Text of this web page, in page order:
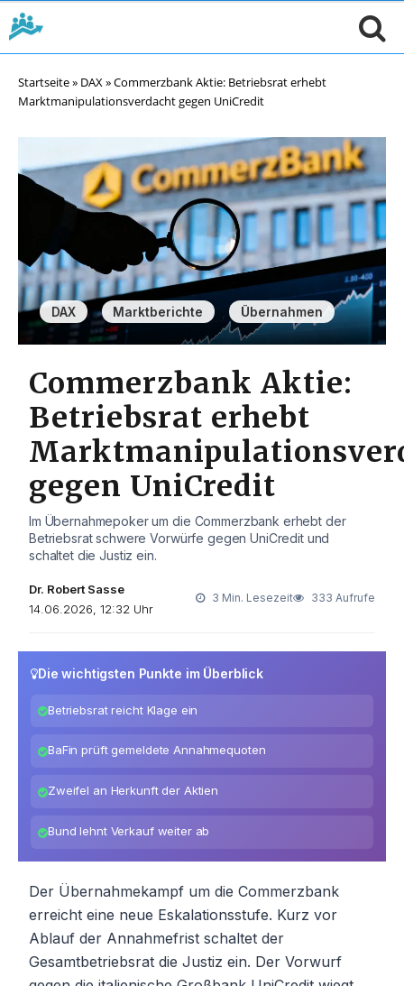
Startseite» DAX»Commerzbank Aktie: Betriebsrat erhebt
Marktmanipulationsverdacht gegen UniCredit
DAX , Marktberichte , Übernahmen
Commerzbank Aktie:
Betriebsrat erhebt
gegen UniCredit
Im Übernahmepoker um die Commerzbank erhebt der
Betriebsrat schwere Vorwürfe gegen UniCredit und
schaltet die Justiz ein.
Dr. Robert Sasse
14.06.2026, 12:32 Uhr
3 Min. Lesezeit 333 Aufrufe
Die wichtigsten Punkte im Überblick
Betriebsrat reicht Klage ein
BaFin prüft gemeldete Annahmequoten
Zweifel an Herkunft der Aktien
Bund lehnt Verkauf weiter ab
Der Übernahmekampf um die Commerzbank
erreicht eine neue Eskalationsstufe. Kurz vor
Ablauf der Annahmefrist schaltet der
Gesamtbetriebsrat die Justiz ein. Der Vorwurf